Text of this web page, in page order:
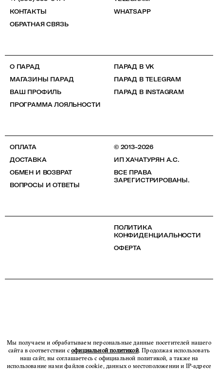
КОНТАКТЫ
ОБРАТНАЯ СВЯЗЬ
WHATSAPP
О ПАРАД
МАГАЗИНЫ ПАРАД
ВАШ ПРОФИЛЬ
ПРОГРАММА ЛОЯЛЬНОСТИ
ПАРАД В VK
ПАРАД В TELEGRAM
ПАРАД В INSTAGRAM
ОПЛАТА
ДОСТАВКА
ОБМЕН И ВОЗВРАТ
ВОПРОСЫ И ОТВЕТЫ
© 2013-2026
ИП ХАЧАТУРЯН А.С.
ВСЕ ПРАВА
ЗАРЕГИСТРИРОВАНЫ.
ПОЛИТИКА
КОНФИДЕНЦИАЛЬНОСТИ
ОФЕРТА
Мы получаем и обрабатываем персональные данные посетителей нашего
сайта в соответствии софициальной политикой. Продолжая использовать
наш сайт, вы соглашаетесь с официальной политикой, а также на
использование нами файлов cookie, данных о местоположении и IP-адресе